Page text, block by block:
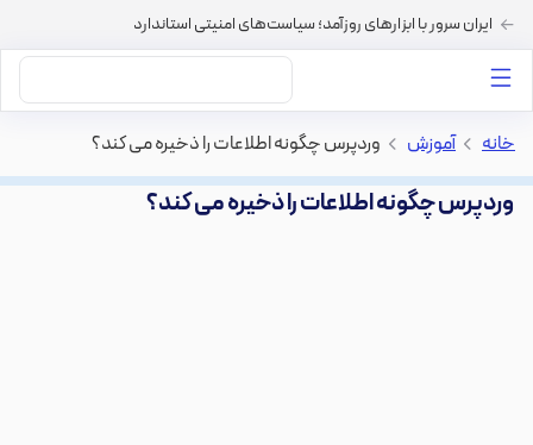
ایران سرور با ابزارهای روزآمد؛ سیاست‌های امنیتی استاندارد
خانه > آموزش > وردپرس چگونه اطلاعات را ذخیره می کند؟
وردپرس چگونه اطلاعات را ذخیره می کند؟